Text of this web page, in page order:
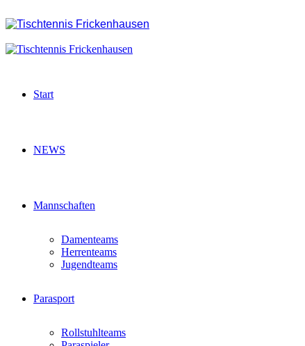
Start
NEWS
Mannschaften
Damenteams
Herrenteams
Jugendteams
Parasport
Rollstuhlteams